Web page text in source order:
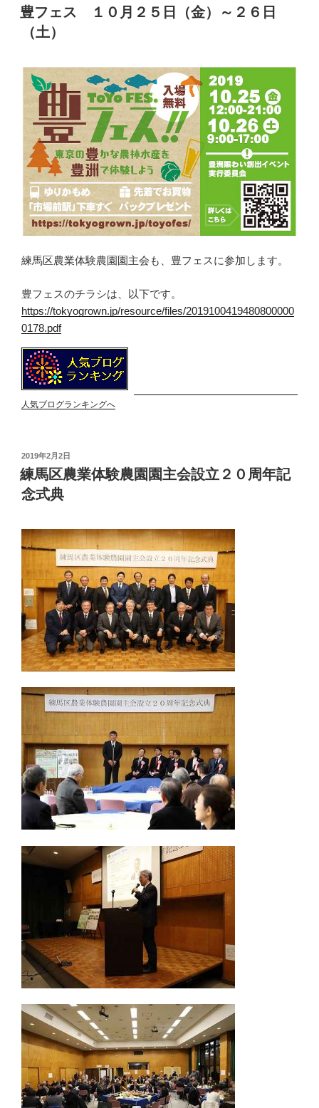
稿
日:
豊フェス １０月２５日（金）～２６日
（土）
練馬区農業体験農園園主会も、豊フェスに参加します。
豊フェスのチラシは、以下です。
https://tokyogrown.jp/resource/files/2019100419480800000
0178.pdf
人気ブログランキングへ
投
稿
日:
2019年2月2日
練馬区農業体験農園園主会設立２０周年記
念式典